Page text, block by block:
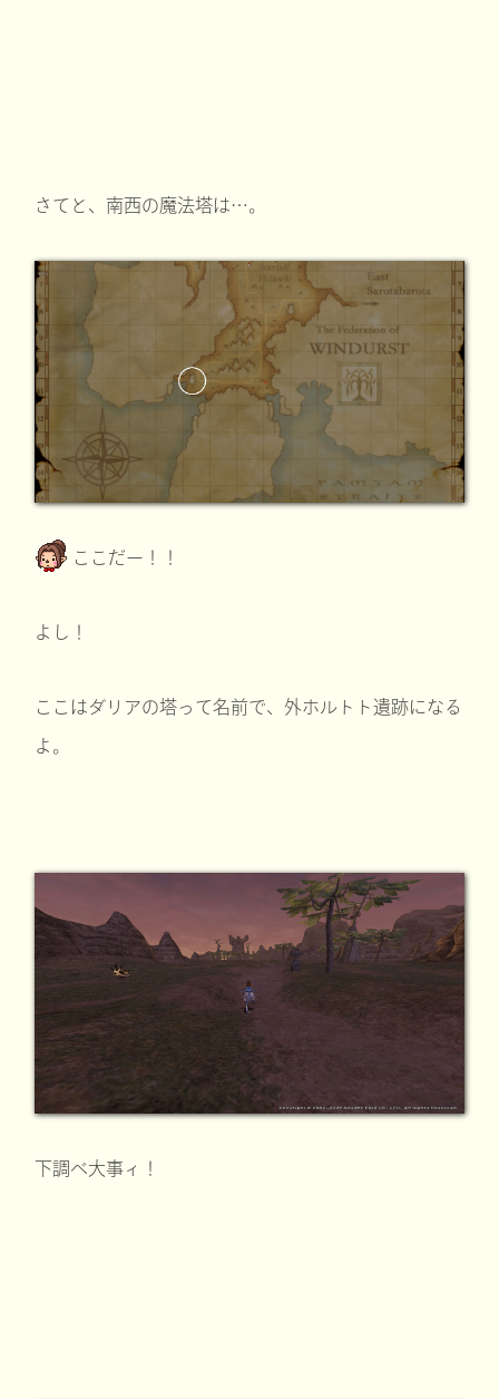
さてと、南西の魔法塔は…。
ここだー！！
よし！
ここはダリアの塔って名前で、外ホルトト遺跡になる
よ。
下調べ大事ィ！